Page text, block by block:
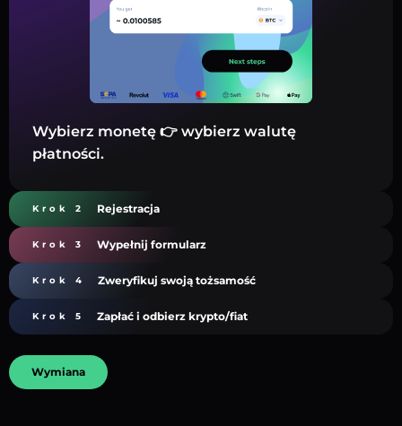
Wybierz monetę 👉 wybierz walutę
płatności.
Krok 2 Rejestracja
Krok 3 Wypełnij formularz
Krok 4 Zweryfikuj swoją tożsamość
Krok 5 Zapłać i odbierz krypto/fiat
Wymiana